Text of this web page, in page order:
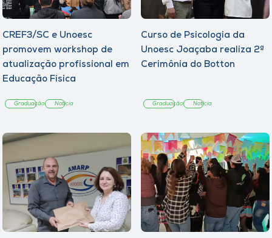
CREF3/SC e Unoesc
promovem workshop de
atualização profissional em
Educação Física
Graduação Notícia
Curso de Psicologia da
Unoesc Joaçaba realiza 2ª
Cerimônia do Botton
Graduação Notícia